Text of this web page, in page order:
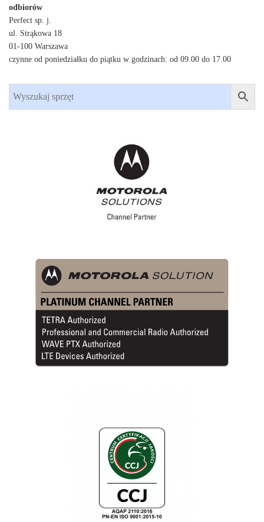
odbiorów
Perfect sp. j.
ul. Strąkowa 18
01-100 Warszawa
czynne od poniedziałku do piątku w godzinach: od 09.00 do 17.00